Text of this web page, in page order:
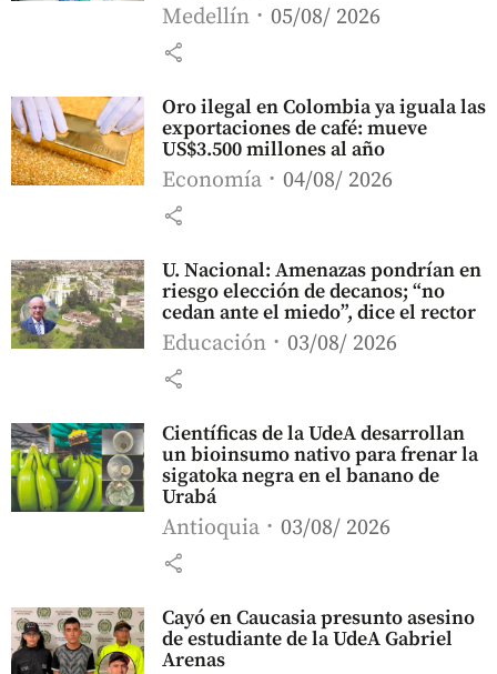
Medellín 05/08/ 2026
share
Oro ilegal en Colombia ya iguala las
exportaciones de café: mueve
US$3.500 millones al año
Economía 04/08/ 2026
share
U. Nacional: Amenazas pondrían en
riesgo elección de decanos; “no
cedan ante el miedo”, dice el rector
Educación 03/08/ 2026
share
Científicas de la UdeA desarrollan
un bioinsumo nativo para frenar la
sigatoka negra en el banano de
Urabá
Antioquia 03/08/ 2026
share
Cayó en Caucasia presunto asesino
de estudiante de la UdeA Gabriel
Arenas